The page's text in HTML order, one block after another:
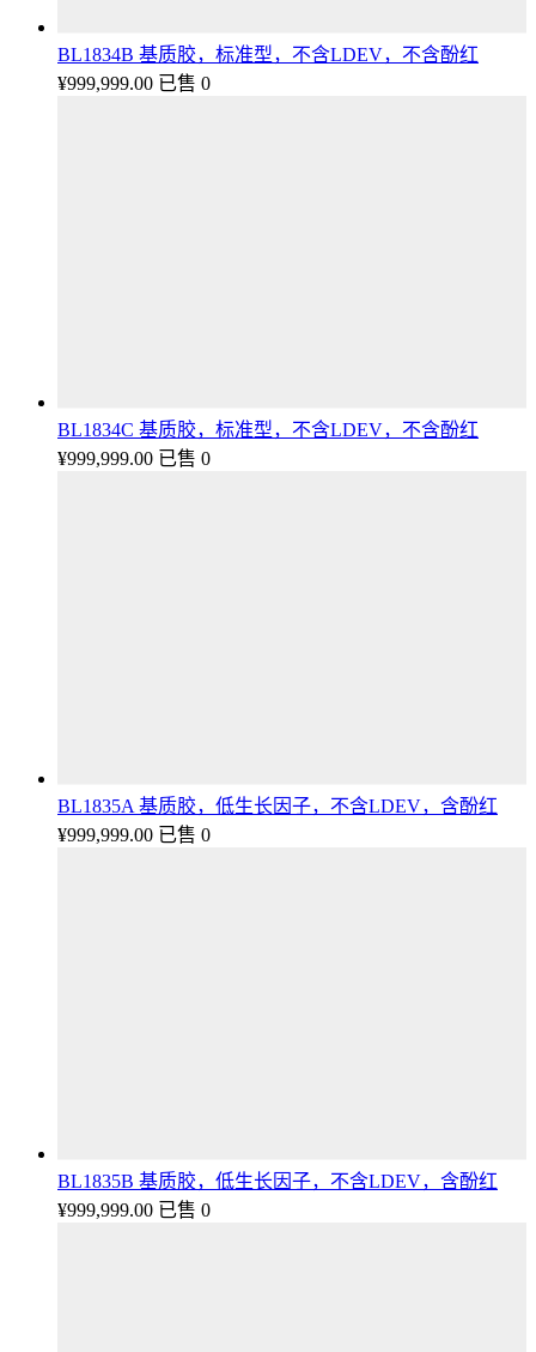
BL1834B 基质胶，标准型，不含LDEV，不含酚红
¥999,999.00 已售 0
BL1834C 基质胶，标准型，不含LDEV，不含酚红
¥999,999.00 已售 0
BL1835A 基质胶，低生长因子，不含LDEV，含酚红
¥999,999.00 已售 0
BL1835B 基质胶，低生长因子，不含LDEV，含酚红
¥999,999.00 已售 0